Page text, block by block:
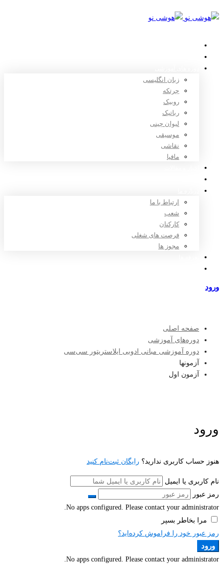
زبان انگلیسی
چرتکه
روبیک
رباتیک
لیوان چینی
موسیقی
نقاشی
مافیا
ارتباط با ما
شعب
کارکنان
فرصت های شغلی
مجوز ها
ورود
صفحه اصلی
دوره‌های آموزشی
دوره آموزشی مبانی ادوبی ایلاستریتور سی‌سی
آزمونها
آزمون اول
ورود
هنوز حساب کاربری ندارید؟ رایگان ثبت‌نام کنید
نام کاربری یا ایمیل
رمز عبور
No apps configured. Please contact your administrator.
مرا بخاطر بسپر
رمز عبور خود را فراموش کرده‌اید؟
ورود
No apps configured. Please contact your administrator.